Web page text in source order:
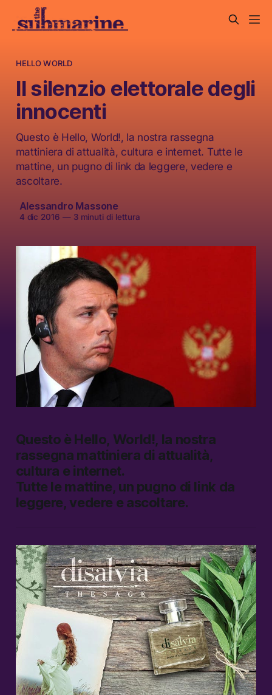
HELLO WORLD
Il silenzio elettorale degli
innocenti
Questo è Hello, World!, la nostra rassegna
mattiniera di attualità, cultura e internet. Tutte le
mattine, un pugno di link da leggere, vedere e
ascoltare.
Alessandro Massone
4 dic 2016 —3 minuti di lettura
Questo è Hello, World!, la nostra
rassegna mattiniera di attualità,
cultura e internet.
Tutte le mattine, un pugno di link da
leggere, vedere e ascoltare.